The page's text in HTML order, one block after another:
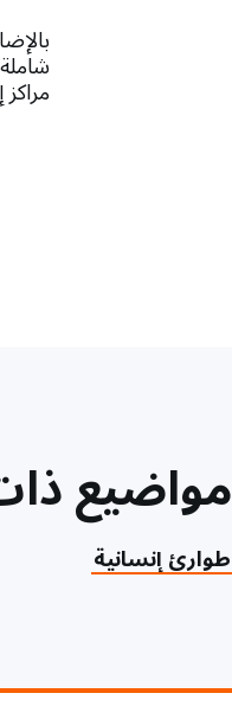
مواضيع
طوارئ إنسانية